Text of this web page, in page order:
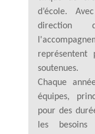
d’école.
direction
soutenues.
Chaque
équipes,
pour des
les